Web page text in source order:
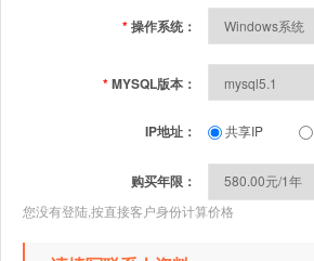
*操作系统：
*MYSQL版本：
IP地址： 共享IP
购买年限：
您没有登陆,按直接客户身份计算价格